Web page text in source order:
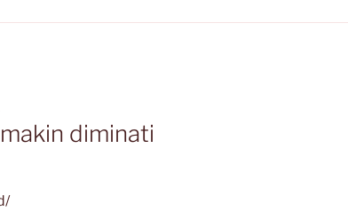
diminati